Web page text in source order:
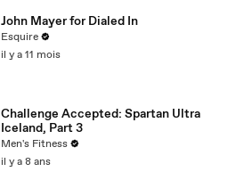
John Mayer for Dialed In
Esquire
il y a 11 mois
Challenge Accepted: Spartan Ultra
Iceland, Part 3
Men's Fitness
il y a 8 ans